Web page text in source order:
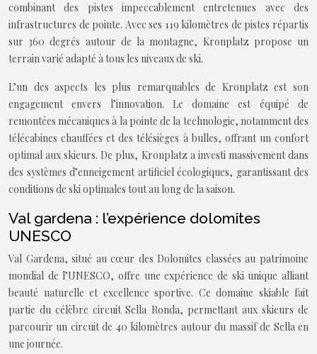
combinant des pistes impeccablement entretenues avec des
infrastructures de pointe. Avec ses 119 kilomètres de pistes répartis
sur 360 degrés autour de la montagne, Kronplatz propose un
terrain varié adapté à tous les niveaux de ski.
L’un des aspects les plus remarquables de Kronplatz est son
engagement envers l’innovation. Le domaine est équipé de
remontées mécaniques à la pointe de la technologie, notamment des
télécabines chauffées et des télésièges à bulles, offrant un confort
optimal aux skieurs. De plus, Kronplatz a investi massivement dans
des systèmes d’enneigement artificiel écologiques, garantissant des
conditions de ski optimales tout au long de la saison.
Val gardena : l’expérience dolomites
UNESCO
Val Gardena, situé au cœur des Dolomites classées au patrimoine
mondial de l’UNESCO, offre une expérience de ski unique alliant
beauté naturelle et excellence sportive. Ce domaine skiable fait
partie du célèbre circuit Sella Ronda, permettant aux skieurs de
parcourir un circuit de 40 kilomètres autour du massif de Sella en
une journée.